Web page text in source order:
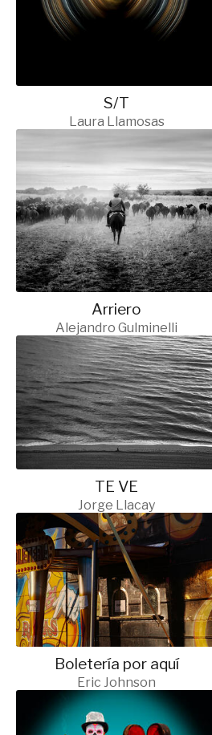
S/T
Laura Llamosas
Arriero
Alejandro Gulminelli
TE VE
Jorge Llacay
Boletería por aquí
Eric Johnson